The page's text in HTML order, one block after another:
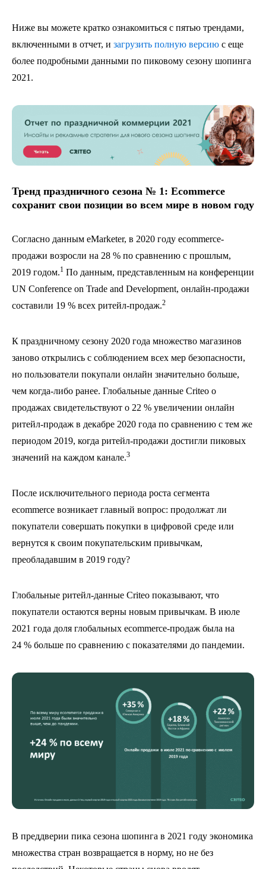
Ниже вы можете кратко ознакомиться с пятью трендами,
включенными в отчет, и загрузить полную версию с еще
более подробными данными по пиковому сезону шопинга
2021.
Тренд праздничного сезона № 1: Ecommerce
сохранит свои позиции во всем мире в новом году
Согласно данным eMarketer, в 2020 году ecommerce-
продажи возросли на 28 % по сравнению с прошлым,
2019 годом.1 По данным, представленным на конференции
UN Conference on Trade and Development, онлайн-продажи
составили 19 % всех ритейл-продаж.2
К праздничному сезону 2020 года множество магазинов
заново открылись с соблюдением всех мер безопасности,
но пользователи покупали онлайн значительно больше,
чем когда-либо ранее. Глобальные данные Criteo о
продажах свидетельствуют о 22 % увеличении онлайн
ритейл-продаж в декабре 2020 года по сравнению с тем же
периодом 2019, когда ритейл-продажи достигли пиковых
значений на каждом канале.3
После исключительного периода роста сегмента
ecommerce возникает главный вопрос: продолжат ли
покупатели совершать покупки в цифровой среде или
вернутся к своим покупательским привычкам,
преобладавшим в 2019 году?
Глобальные ритейл-данные Criteo показывают, что
покупатели остаются верны новым привычкам. В июле
2021 года доля глобальных ecommerce-продаж была на
24 % больше по сравнению с показателями до пандемии.
В преддверии пика сезона шопинга в 2021 году экономика
множества стран возвращается в норму, но не без